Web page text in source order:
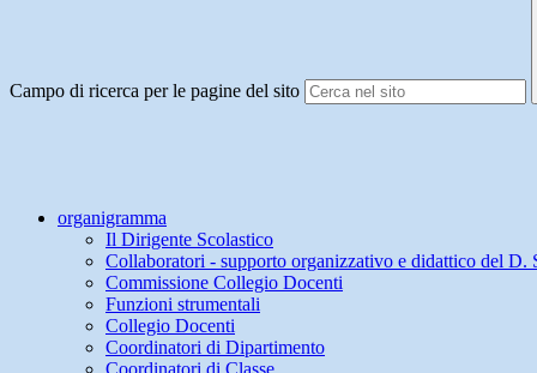
Campo di ricerca per le pagine del sito
organigramma
Il Dirigente Scolastico
Collaboratori - supporto organizzativo e didattico del D.
Commissione Collegio Docenti
Funzioni strumentali
Collegio Docenti
Coordinatori di Dipartimento